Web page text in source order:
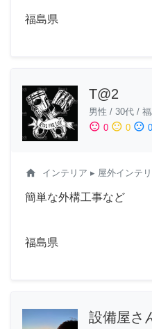
福島県
T@2
男性 / 30代 /
sentiment_satisfied 0 sentiment_neutral 0 sentiment_dissatisfied 0
home インテリア ▸ 屋外インテ
簡単な外構工事など
福島県
設備屋さ